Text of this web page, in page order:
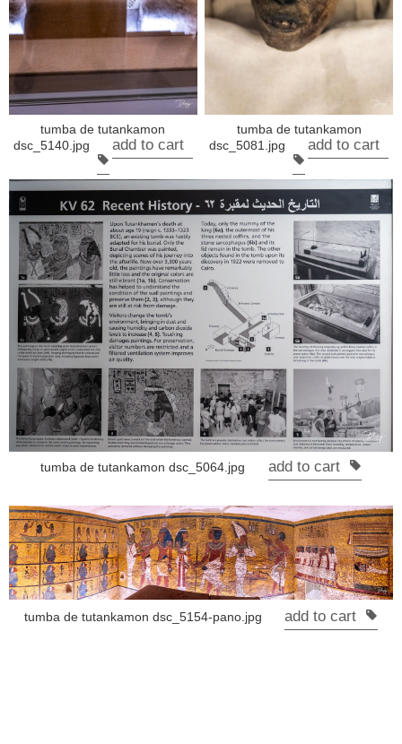
tumba de tutankamon
dsc_5140.jpg
add to cart
tumba de tutankamon
dsc_5081.jpg
add to cart
tumba de tutankamon dsc_5064.jpg add to cart
tumba de tutankamon dsc_5154-pano.jpg add to cart